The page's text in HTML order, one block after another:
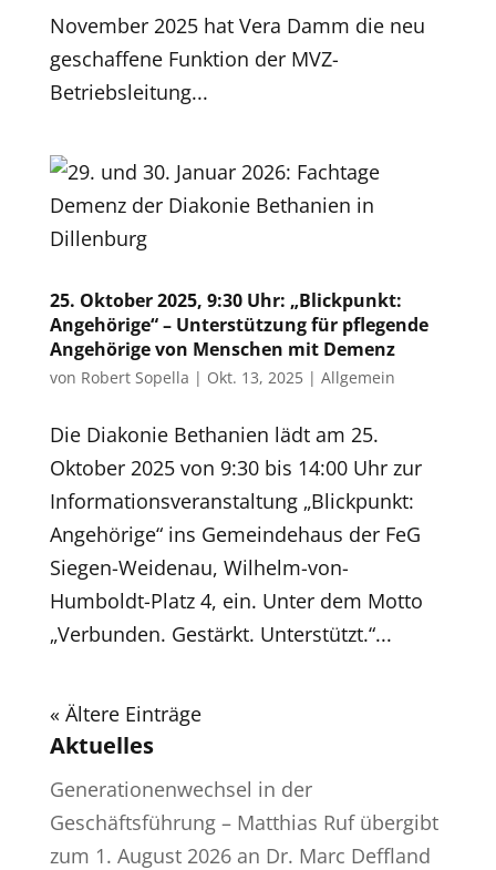
November 2025 hat Vera Damm die neu
geschaffene Funktion der MVZ-
Betriebsleitung...
25. Oktober 2025, 9:30 Uhr: „Blickpunkt:
Angehörige“ – Unterstützung für pflegende
Angehörige von Menschen mit Demenz
von Robert Sopella | Okt. 13, 2025| Allgemein
Die Diakonie Bethanien lädt am 25.
Oktober 2025 von 9:30 bis 14:00 Uhr zur
Informationsveranstaltung „Blickpunkt:
Angehörige“ ins Gemeindehaus der FeG
Siegen-Weidenau, Wilhelm-von-
Humboldt-Platz 4, ein. Unter dem Motto
„Verbunden. Gestärkt. Unterstützt.“...
« Ältere Einträge
Aktuelles
Generationenwechsel in der
Geschäftsführung – Matthias Ruf übergibt
zum 1. August 2026 an Dr. Marc Deffland